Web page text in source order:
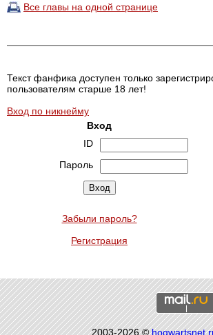
Все главы на одной странице
Текст фанфика доступен только
пользователям старше 18 лет!
Вход по никнейму
Вход
ID
Пароль
Забыли пароль?
Регистрация
2003-2026 ©